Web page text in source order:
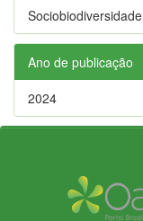
Sociobiodiversidade
Ano de publicação
2024